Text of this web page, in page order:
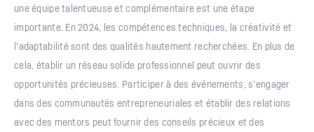
une équipe talentueuse et complémentaire est une étape
importante. En 2024, les compétences techniques, la créativité et
l’adaptabilité sont des qualités hautement recherchées. En plus de
cela, établir un réseau solide professionnel peut ouvrir des
opportunités précieuses. Participer à des événements, s’engager
dans des communautés entrepreneuriales et établir des relations
avec des mentors peut fournir des conseils précieux et des